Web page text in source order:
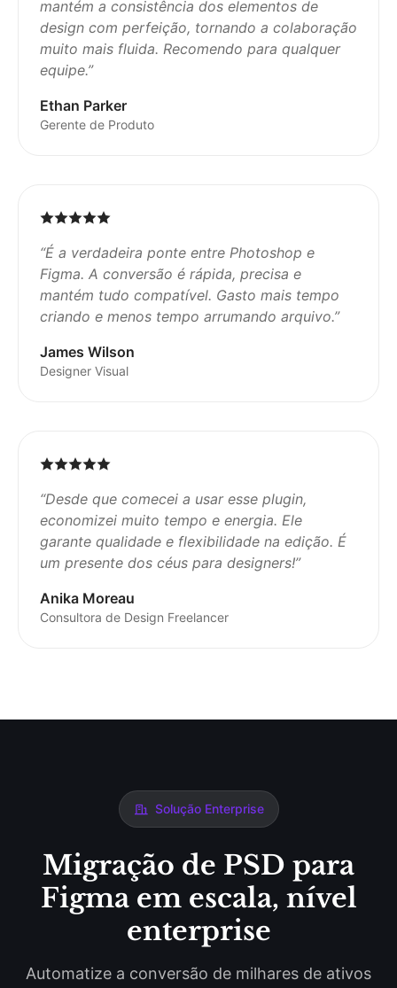
mantém a consistência dos elementos de
design com perfeição, tornando a colaboração
muito mais fluida. Recomendo para qualquer
equipe.”
Ethan Parker
Gerente de Produto
“É a verdadeira ponte entre Photoshop e
Figma. A conversão é rápida, precisa e
mantém tudo compatível. Gasto mais tempo
criando e menos tempo arrumando arquivo.”
James Wilson
Designer Visual
“Desde que comecei a usar esse plugin,
economizei muito tempo e energia. Ele
garante qualidade e flexibilidade na edição. É
um presente dos céus para designers!”
Anika Moreau
Consultora de Design Freelancer
Solução Enterprise
Migração de PSD para
Figma em escala, nível
enterprise
Automatize a conversão de milhares de ativos